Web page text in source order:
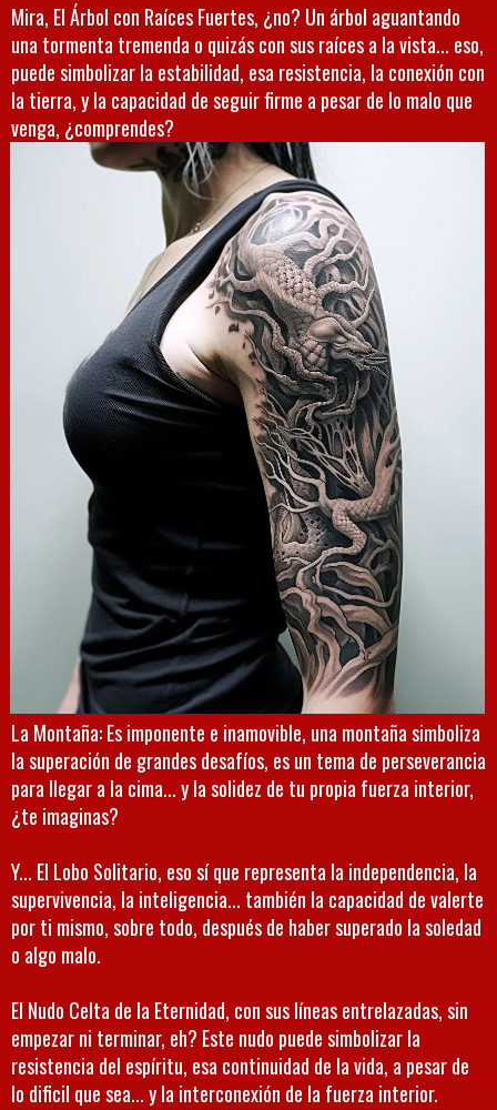
Mira, El Árbol con Raíces Fuertes, ¿no? Un árbol aguantando
una tormenta tremenda o quizás con sus raíces a la vista... eso,
puede simbolizar la estabilidad, esa resistencia, la conexión con
la tierra, y la capacidad de seguir firme a pesar de lo malo que
venga, ¿comprendes?
La Montaña: Es imponente e inamovible, una montaña simboliza
la superación de grandes desafíos, es un tema de perseverancia
para llegar a la cima... y la solidez de tu propia fuerza interior,
¿te imaginas?
Y... El Lobo Solitario, eso sí que representa la independencia, la
supervivencia, la inteligencia... también la capacidad de valerte
por ti mismo, sobre todo, después de haber superado la soledad
o algo malo.
El Nudo Celta de la Eternidad, con sus líneas entrelazadas, sin
empezar ni terminar, eh? Este nudo puede simbolizar la
resistencia del espíritu, esa continuidad de la vida, a pesar de
lo dificil que sea... y la interconexión de la fuerza interior.